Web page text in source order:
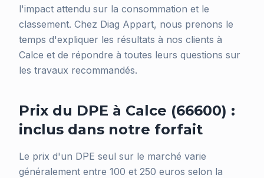
l'impact attendu sur la consommation et le
classement. Chez Diag Appart, nous prenons le
temps d'expliquer les résultats à nos clients à
Calce et de répondre à toutes leurs questions sur
les travaux recommandés.
Prix du DPE à Calce (66600) :
inclus dans notre forfait
Le prix d'un DPE seul sur le marché varie
généralement entre 100 et 250 euros selon la